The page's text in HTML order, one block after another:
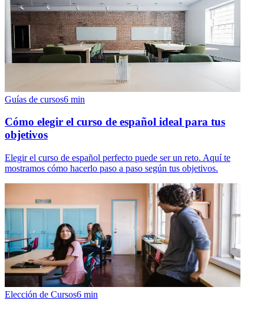
Guías de cursos6 min
Cómo elegir el curso de español ideal para tus
objetivos
Elegir el curso de español perfecto puede ser un reto. Aquí te
mostramos cómo hacerlo paso a paso según tus objetivos.
Elección de Cursos6 min